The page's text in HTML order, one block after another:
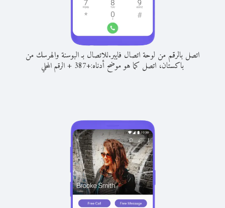
اتصل بالرقم من لوحة اتصال فايبر.للاتصال بـ البوسنة والهرسك من
باكستان، اتصل كما هو موضح أدناه:+
387
+الرقم المحلي